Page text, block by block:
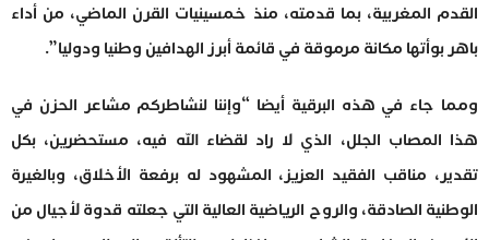
القدم المغربية، بما قدمته، منذ خمسينيات القرن الماضي، من أداء
باهر بوأتها مكانة مرموقة في قائمة أبرز الهدافين وطنيا ودوليا”.
ومما جاء في هذه البرقية أيضا “وإننا لنشاطركم مشاعر الحزن في
هذا المصاب الجلل، الذي لا راد لقضاء الله فيه، مستحضرين، بكل
تقدير، مناقب الفقيد العزيز، المشهود له برفعة الأخلاق، وبالغيرة
الوطنية الصادقة، والروح الرياضية العالية التي جعلته قدوة لأجيال من